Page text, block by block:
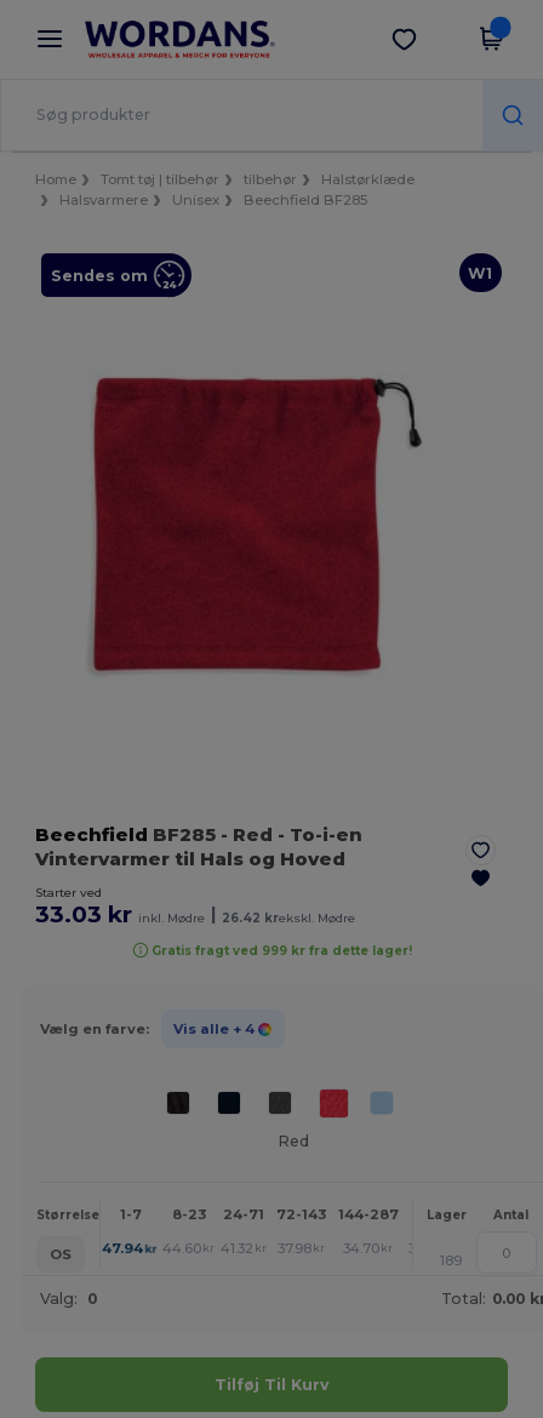
× Wordans-app
Bedre priser i appen!
Hent app
Home Tomt tøj | tilbehør tilbehør
Halstørklæde
Halsvarmere
Unisex Beechfield BF285
W1
Sendes om
Beechfield BF285 - Red - To-i-en
Vintervarmer til Hals og Hoved
Starter ved
33.03 kr inkl. Mødre 26.42 krekskl. Mødre
Gratis fragt ved 999 kr fra dette lager!
Vælg en farve: Vis alle + 4
Red
Størrelse 1-7 8-23 24-71 72-143 144-287 288 + Mere
Lager Antal
OS 47.94kr 44.60 kr 41.32 kr 37.98 kr 34.70 kr 33.03
189
Valg: 0 Total: 0.00
Tilføj Til Kurv